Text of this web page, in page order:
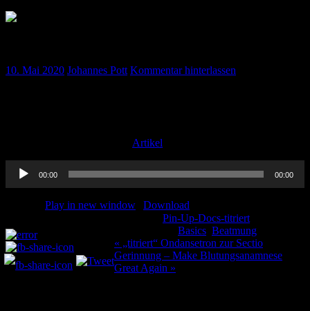
10. Mai 2020 Johannes Pott Kommentar hinterlassen
Artikel
Audio-
Player
00:00 00:00
Play in new window
Download
Pin-Up-Docs-titriert
Basics Beatmung
Beitragsnavigation« „titriert“ Ondansetron zur Sectio
Gerinnung – Make Blutungsanamnese
Great Again »